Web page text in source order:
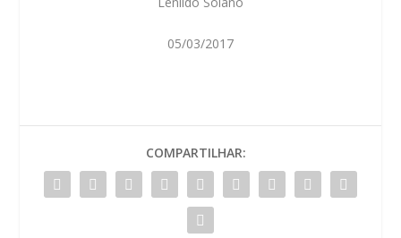
05/03/2017
COMPARTILHAR: